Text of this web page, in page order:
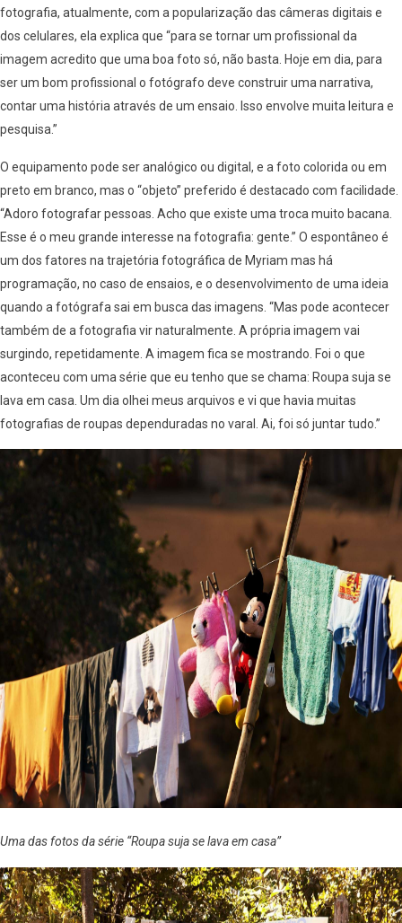
fotografia, atualmente, com a popularização das câmeras digitais e
dos celulares, ela explica que “para se tornar um profissional da
imagem acredito que uma boa foto só, não basta. Hoje em dia, para
ser um bom profissional o fotógrafo deve construir uma narrativa,
contar uma história através de um ensaio. Isso envolve muita leitura e
pesquisa.”
O equipamento pode ser analógico ou digital, e a foto colorida ou em
preto em branco, mas o “objeto” preferido é destacado com facilidade.
“Adoro fotografar pessoas. Acho que existe uma troca muito bacana.
Esse é o meu grande interesse na fotografia: gente.” O espontâneo é
um dos fatores na trajetória fotográfica de Myriam mas há
programação, no caso de ensaios, e o desenvolvimento de uma ideia
quando a fotógrafa sai em busca das imagens. “Mas pode acontecer
também de a fotografia vir naturalmente. A própria imagem vai
surgindo, repetidamente. A imagem fica se mostrando. Foi o que
aconteceu com uma série que eu tenho que se chama: Roupa suja se
lava em casa. Um dia olhei meus arquivos e vi que havia muitas
fotografias de roupas dependuradas no varal. Ai, foi só juntar tudo.”
Uma das fotos da série “Roupa suja se lava em casa”